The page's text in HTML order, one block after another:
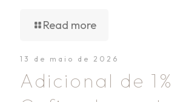
Read more
13 de maio de 2026
Adicional de 1%